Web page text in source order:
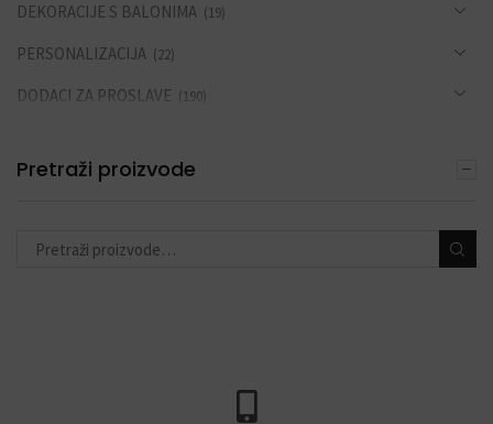
DEKORACIJE S BALONIMA (19)
PERSONALIZACIJA (22)
DODACI ZA PROSLAVE (190)
Pretraži proizvode